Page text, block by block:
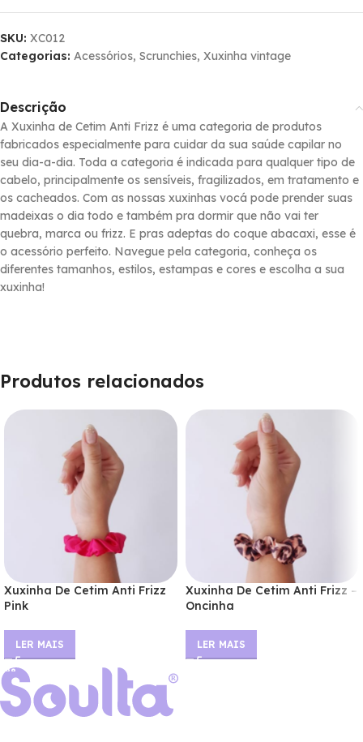
SKU: XC012
Categorias: Acessórios, Scrunchies, Xuxinha vintage
Descrição
A Xuxinha de Cetim Anti Frizz é uma categoria de produtos
fabricados especialmente para cuidar da sua saúde capilar no
seu dia-a-dia. Toda a categoria é indicada para qualquer tipo de
cabelo, principalmente os sensíveis, fragilizados, em tratamento e
os cacheados. Com as nossas xuxinhas vocá pode prender suas
madeixas o dia todo e também pra dormir que não vai ter
quebra, marca ou frizz. E pras adeptas do coque abacaxi, esse é
o acessório perfeito. Navegue pela categoria, conheça os
diferentes tamanhos, estilos, estampas e cores e escolha a sua
xuxinha!
Produtos relacionados
Xuxinha De Cetim Anti Frizz
Pink
LER MAIS
Xuxinha De Cetim Anti Frizz –
Oncinha
LER MAIS